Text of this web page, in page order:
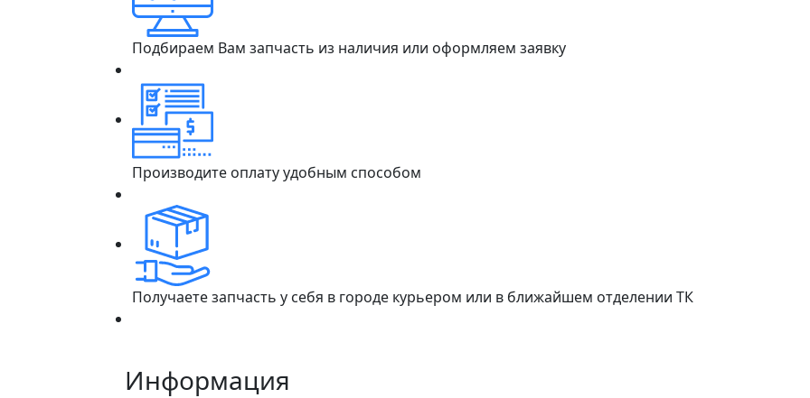
Подбираем Вам запчасть из наличия или оформляем заявку
Производите оплату удобным способом
Получаете запчасть у себя в городе курьером или в ближайшем отделении ТК
Информация